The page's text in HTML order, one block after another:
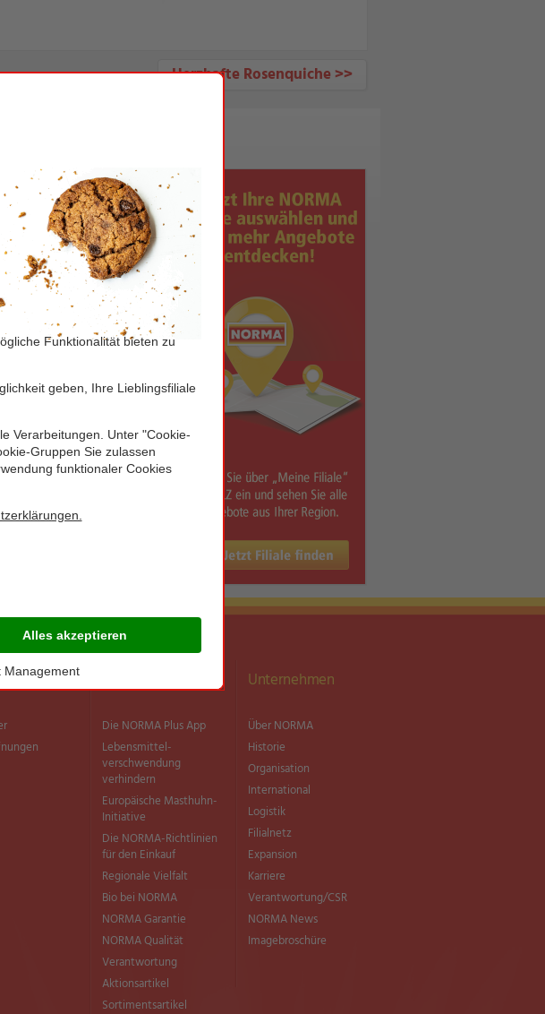
Herzhafte Rosenquiche >>
im Speckmantel
Die NORMA Plus App
Lebensmittel­
verschwendung
verhindern
Europäische Masthuhn-
Initiative
Die NORMA-Richtlinien
für den Einkauf
Regionale Vielfalt
Bio bei NORMA
NORMA Garantie
NORMA Qualität
Verantwortung
Aktionsartikel
Sortimentsartikel
Unternehmen
Über NORMA
Historie
Organisation
International
Logistik
Filialnetz
Expansion
Karriere
Verantwortung/CSR
NORMA News
Imagebroschüre